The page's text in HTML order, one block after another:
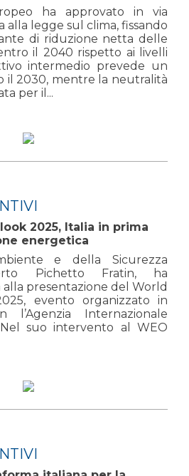
ha approvato in via
alla legge sul clima, fissando
di riduzione netta delle
il 2040 rispetto ai livelli
intermedio prevede un
il 2030, mentre la neutralità
per il...
2025, Italia in prima
energetica
e della Sicurezza
Pichetto Fratin, ha
presentazione del World
evento organizzato in
l’Agenzia Internazionale
Nel suo intervento al WEO